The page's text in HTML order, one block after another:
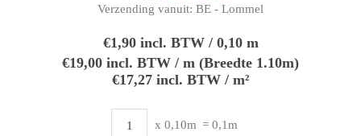
Verzending vanuit: BE - Lommel
€1,90 incl. BTW / 0,10 m
€19,00 incl. BTW / m (Breedte 1.10m)
€17,27 incl. BTW / m²
x 0,10m = 0,1m